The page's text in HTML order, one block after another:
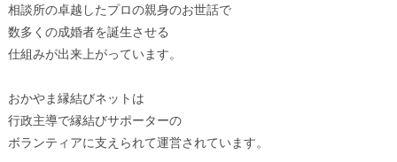
相談所の卓越したプロの親身のお世話で
数多くの成婚者を誕生させる
仕組みが出来上がっています。
おかやま縁結びネットは
行政主導で縁結びサポーターの
ボランティアに支えられて運営されています。